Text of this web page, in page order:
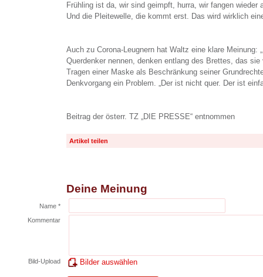
Frühling ist da, wir sind geimpft, hurra, wir fangen wieder
Und die Pleitewelle, die kommt erst. Das wird wirklich
Auch zu Corona-Leugnern hat Waltz eine klare Meinung:
Querdenker nennen, denken entlang des Brettes, das sie
Tragen einer Maske als Beschränkung seiner
Denkvorgang ein Problem. „Der ist nicht quer. Der ist
Beitrag der österr. TZ „DIE PRESSE“ entnommen
Artikel teilen
Deine Meinung
Name *
Kommentar
Bild-Upload Bilder auswählen